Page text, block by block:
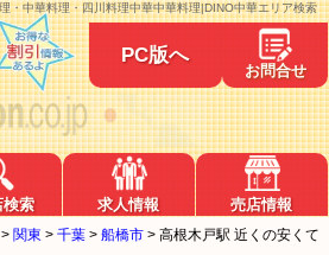
・中華料理・四川料理中華中華料理|DINO中華エリア検索
PC版へ
お問合せ
検索 求人情報 売店情報
> 関東 > 千葉 > 船橋市 > 高根木戸駅 近くの安くて